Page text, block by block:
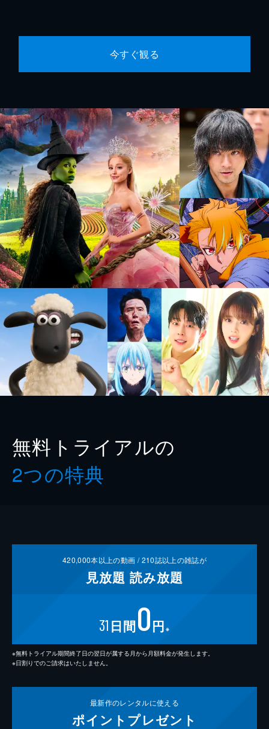
今すぐ観る
無料トライアルの
2つの特典
420,000本以上の動画 /210誌以上の雑誌が
見放題 読み放題
31 日間0円 ※
※無料トライアル期間終了日の翌日が属する月から月額料金が発生します。
※日割りでのご請求はいたしません。
最新作のレンタルに使える
ポイント プレゼント